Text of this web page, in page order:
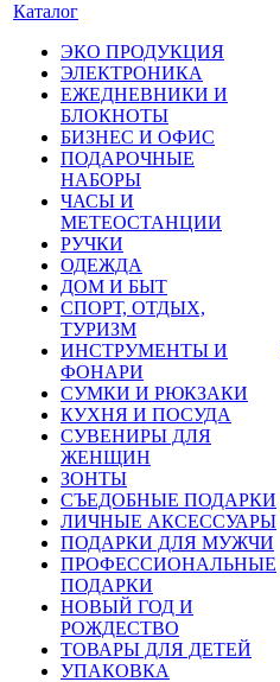
Каталог
ЭКО ПРОДУКЦИЯ
ЭЛЕКТРОНИКА
ЕЖЕДНЕВНИКИ И
БЛОКНОТЫ
БИЗНЕС И ОФИС
ПОДАРОЧНЫЕ
НАБОРЫ
ЧАСЫ И
МЕТЕОСТАНЦИИ
РУЧКИ
ОДЕЖДА
ДОМ И БЫТ
СПОРТ, ОТДЫХ,
ТУРИЗМ
ИНСТРУМЕНТЫ И
ФОНАРИ
СУМКИ И РЮКЗАКИ
КУХНЯ И ПОСУДА
СУВЕНИРЫ ДЛЯ
ЖЕНЩИН
ЗОНТЫ
СЪЕДОБНЫЕ ПОДАРКИ
ЛИЧНЫЕ АКСЕССУАРЫ
ПОДАРКИ ДЛЯ МУЖЧИ
ПРОФЕССИОНАЛЬНЫЕ
ПОДАРКИ
НОВЫЙ ГОД И
РОЖДЕСТВО
ТОВАРЫ ДЛЯ ДЕТЕЙ
УПАКОВКА